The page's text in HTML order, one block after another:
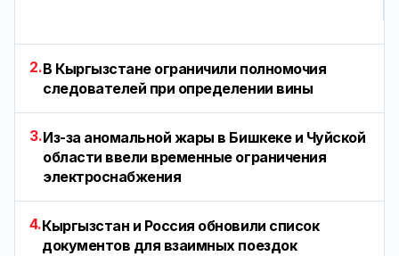
2.В Кыргызстане ограничили полномочия
следователей при определении вины
3.Из-за аномальной жары в Бишкеке и Чуйской
области ввели временные ограничения
электроснабжения
4.Кыргызстан и Россия обновили список
документов для взаимных поездок